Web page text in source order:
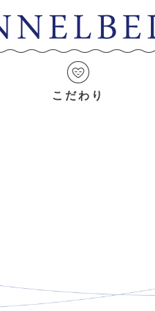
こだわり